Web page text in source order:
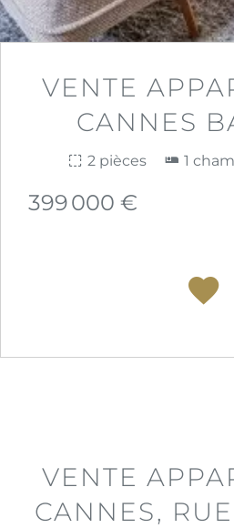
VENTE
CANNES
2 pièces 1
399 000 €
VENTE
CANNES,